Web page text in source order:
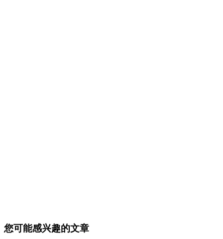
您可能感兴趣的文章